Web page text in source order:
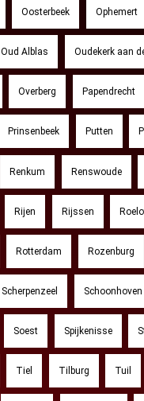
Oosterbeek Ophemert
Oud Alblas Oudekerk aan
Overberg Papendrecht
Prinsenbeek Putten
Renkum Renswoude
Rijen Rijssen
Rotterdam Rozenburg
Scherpenzeel Schoonhoven
Soest Spijkenisse
Tiel Tilburg Tuil